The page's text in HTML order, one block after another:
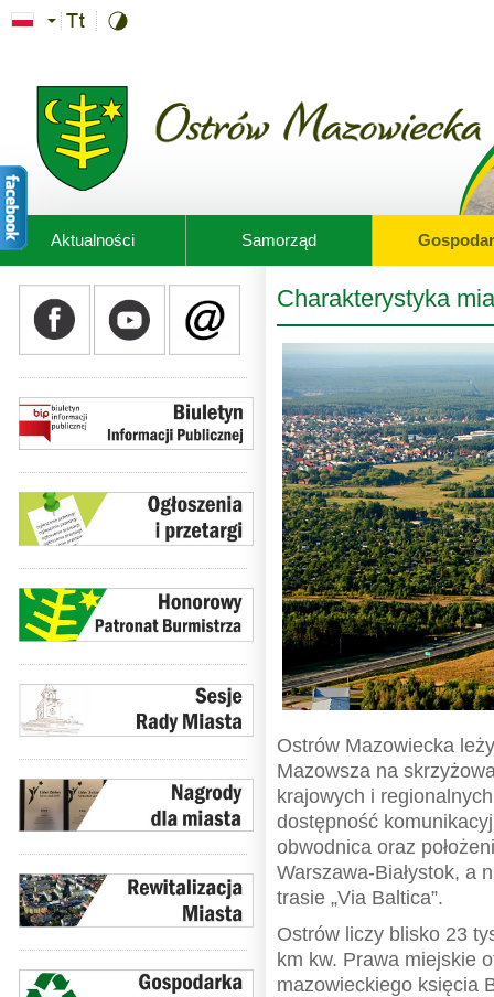
Przejdź do treści
Aktualności Samorząd
Charakterystyka
Ostrów Mazowiecka
Mazowsza na
krajowych i
dostępność
obwodnica oraz
Warszawa-Białystok, a
trasie „Via Baltica”.
Ostrów liczy blisko 23
km kw. Prawa miejskie
mazowieckiego księcia